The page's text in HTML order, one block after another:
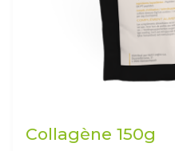
Collagène 150g